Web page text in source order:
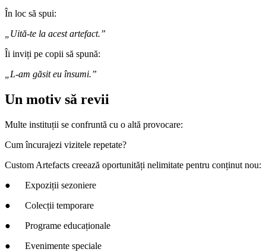
În loc să spui:
„Uită-te la acest artefact.”
Îi inviți pe copii să spună:
„L-am găsit eu însumi.”
Un motiv să revii
Multe instituții se confruntă cu o altă provocare:
Cum încurajezi vizitele repetate?
Custom Artefacts creează oportunități nelimitate pentru conținut nou:
● Expoziții sezoniere
● Colecții temporare
● Programe educaționale
● Evenimente speciale